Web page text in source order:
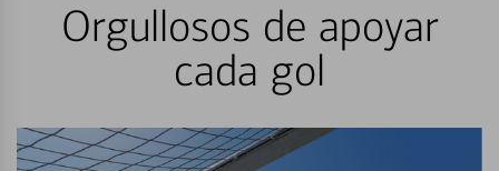
Orgullosos de apoyar
cada gol